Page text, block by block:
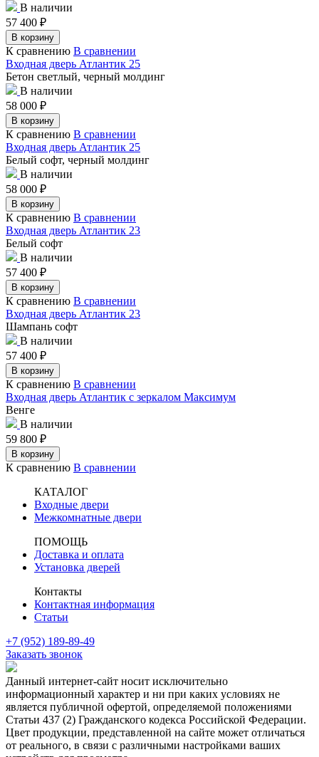
В наличии
57 400 ₽
В корзину
К сравнению В сравнении
Входная дверь Атлантик 25
Бетон светлый, черный молдинг
В наличии
58 000 ₽
В корзину
К сравнению В сравнении
Входная дверь Атлантик 25
Белый софт, черный молдинг
В наличии
58 000 ₽
В корзину
К сравнению В сравнении
Входная дверь Атлантик 23
Белый софт
В наличии
57 400 ₽
В корзину
К сравнению В сравнении
Входная дверь Атлантик 23
Шампань софт
В наличии
57 400 ₽
В корзину
К сравнению В сравнении
Входная дверь Атлантик с зеркалом Максимум
Венге
В наличии
59 800 ₽
В корзину
К сравнению В сравнении
КАТАЛОГ
Входные двери
Межкомнатные двери
ПОМОЩЬ
Доставка и оплата
Установка дверей
Контакты
Контактная информация
Статьи
+7 (952) 189-89-49
Заказать звонок
Данный интернет-сайт носит исключительно
информационный характер и ни при каких условиях не
является публичной офертой, определяемой положениями
Статьи 437 (2) Гражданского кодекса Российской Федерации.
Цвет продукции, представленной на сайте может отличаться
от реального, в связи с различными настройками ваших